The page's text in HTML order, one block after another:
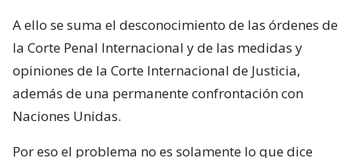
A ello se suma el desconocimiento de las órdenes de
la Corte Penal Internacional y de las medidas y
opiniones de la Corte Internacional de Justicia,
además de una permanente confrontación con
Naciones Unidas.
Por eso el problema no es solamente lo que dice